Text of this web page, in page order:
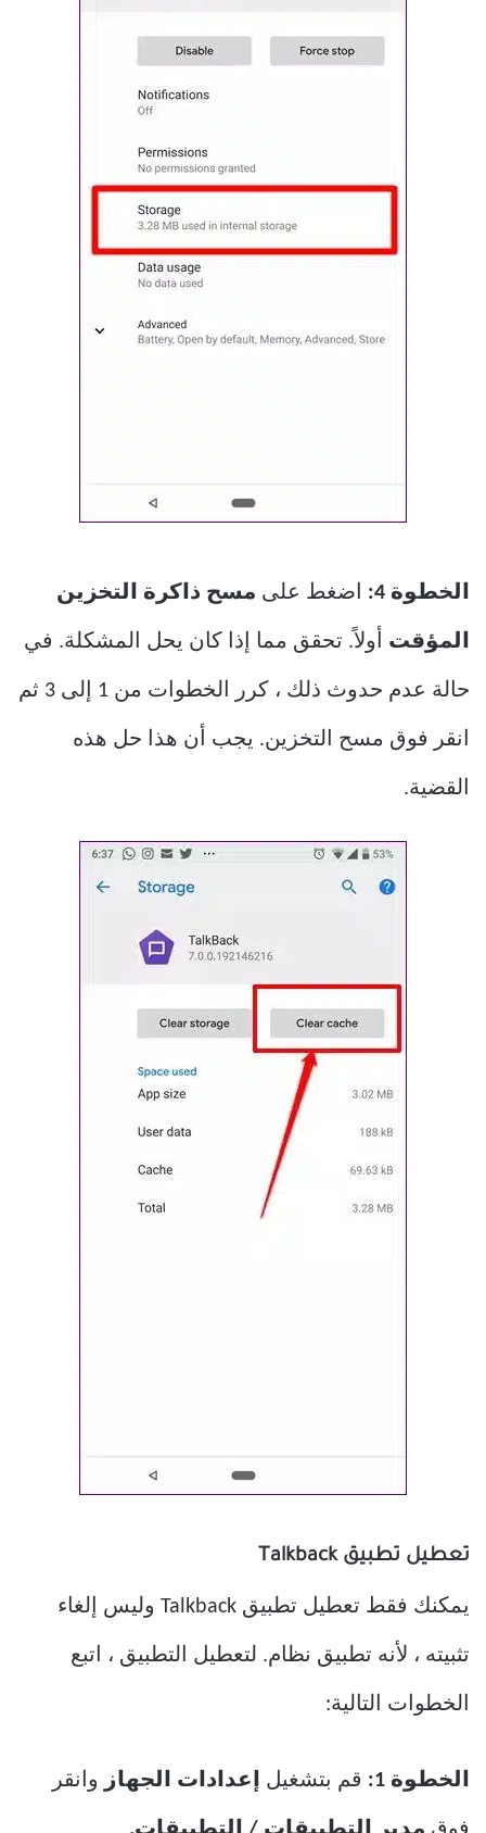
الخطوة 4: اضغط على مسح ذاكرة التخزين
المؤقت أولاً. تحقق مما إذا كان يحل المشكلة. في
حالة عدم حدوث ذلك ، كرر الخطوات من 1 إلى 3 ثم
انقر فوق مسح التخزين. يجب أن هذا حل هذه
القضية.
تعطيل تطبيق Talkback
يمكنك فقط تعطيل تطبيق Talkback وليس إلغاء
تثبيته ، لأنه تطبيق نظام. لتعطيل التطبيق ، اتبع
الخطوات التالية:
الخطوة 1: قم بتشغيل إعدادات الجهاز وانقر